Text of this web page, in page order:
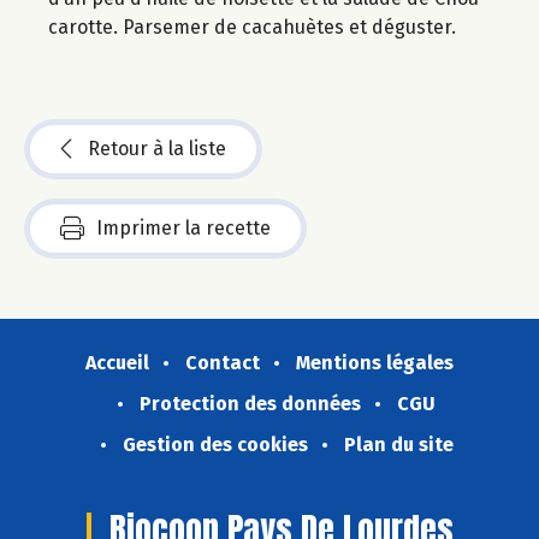
carotte. Parsemer de cacahuètes et déguster.
Retour à la liste
Imprimer la recette
Accueil Contact
Mentions légales
Protection des données
CGU
Gestion des cookies
Plan du site